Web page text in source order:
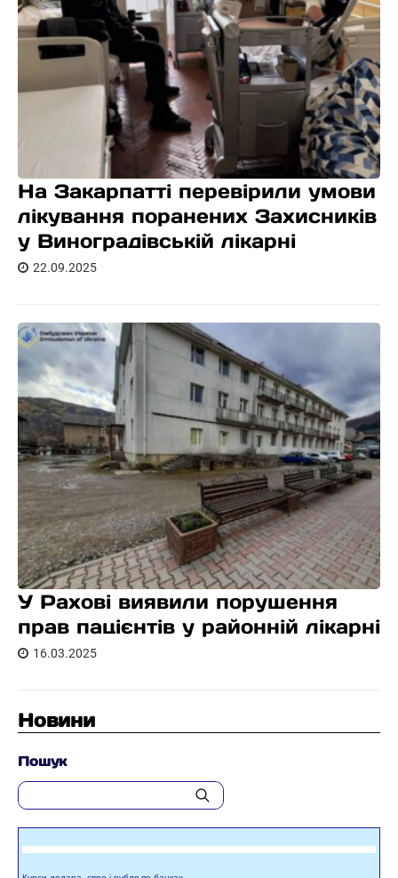
На Закарпатті перевірили умови
лікування поранених Захисників
у Виноградівській лікарні
22.09.2025
У Рахові виявили порушення
прав пацієнтів у районній лікарні
16.03.2025
Новини
Пошук